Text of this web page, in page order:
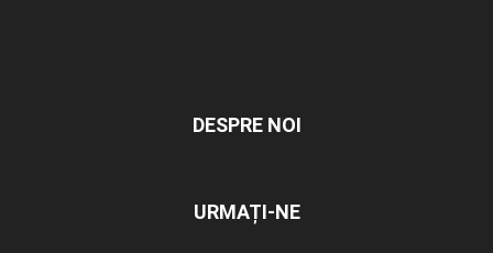
DESPRE NOI
URMAȚI-NE